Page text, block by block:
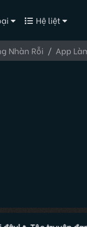
Hệ liệt
Nhàn Rỗi App